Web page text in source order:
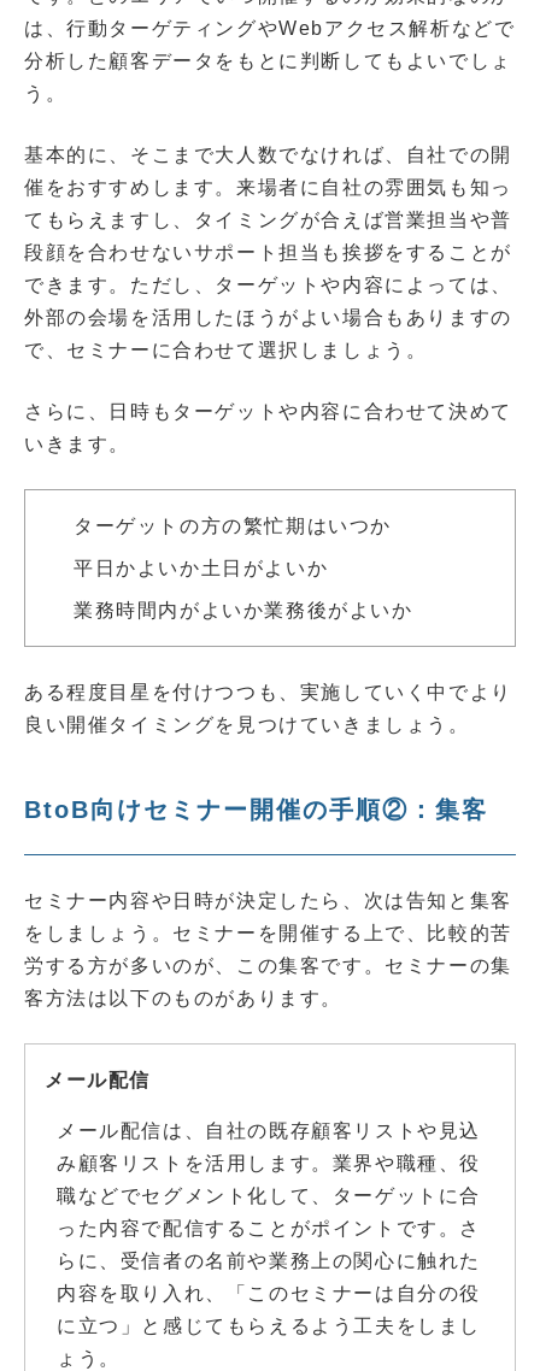
は、行動ターゲティングやWebアクセス解析などで
分析した顧客データをもとに判断してもよいでしょ
う。
基本的に、そこまで大人数でなければ、自社での開
催をおすすめします。来場者に自社の雰囲気も知っ
てもらえますし、タイミングが合えば営業担当や普
段顔を合わせないサポート担当も挨拶をすることが
できます。ただし、ターゲットや内容によっては、
外部の会場を活用したほうがよい場合もありますの
で、セミナーに合わせて選択しましょう。
さらに、日時もターゲットや内容に合わせて決めて
いきます。
ターゲットの方の繁忙期はいつか
平日かよいか土日がよいか
業務時間内がよいか業務後がよいか
ある程度目星を付けつつも、実施していく中でより
良い開催タイミングを見つけていきましょう。
BtoB向けセミナー開催の手順②：集客
セミナー内容や日時が決定したら、次は告知と集客
をしましょう。セミナーを開催する上で、比較的苦
労する方が多いのが、この集客です。セミナーの集
客方法は以下のものがあります。
メール配信
メール配信は、自社の既存顧客リストや見込
み顧客リストを活用します。業界や職種、役
職などでセグメント化して、ターゲットに合
った内容で配信することがポイントです。さ
らに、受信者の名前や業務上の関心に触れた
内容を取り入れ、「このセミナーは自分の役
に立つ」と感じてもらえるよう工夫をしまし
ょう。